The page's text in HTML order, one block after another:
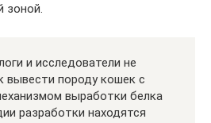
зоной.
и исследователи не
породу кошек с
выработки белка
разработки находятся